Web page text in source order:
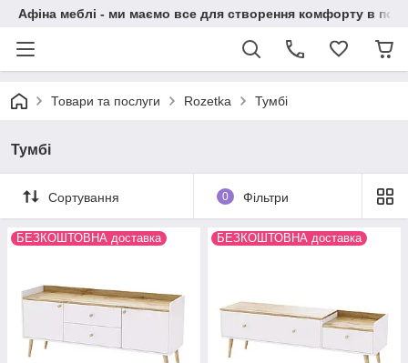
Афіна меблі - ми маємо все для створення комфорту в
Товари та послуги Rozetka Тумбі
Тумбі
Сортування 0 Фільтри
БЕЗКОШТОВНА доставка БЕЗКОШТОВНА доставка